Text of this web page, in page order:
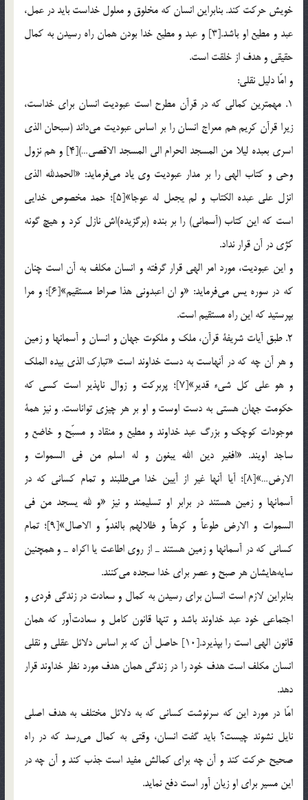
خويش حركت كند. بنابراين انسان كه مخلوق و معلول خداست بايد در عمل،
عبد و مطيع او باشد.[3] و عبد و مطيع خدا بودن همان راه رسيدن به كمال
حقيقي و هدف از خلقت است.
و امّا دليل نقلي:
1. مهمترين كمالي كه در قرآن مطرح است عبوديت انسان براي خداست،
زيرا قرآن كريم هم معراج انسان را بر اساس عبوديت مي‌داند (سبحان الذي
اسري بعبده ليلا من المسجد الحرام الي المسجد الاقصي…)[4] و هم نزول
وحي و كتاب الهي را بر مدار عبوديت وي ياد مي‌فرمايد: «الحمدلله الذي
انزل علي عبده الكتاب و لم يجعل له عوجا»[5]؛ حمد مخصوص خدايي
است كه اين كتاب (آسماني) را بر بنده (برگزيده)‌اش نازل كرد و هيچ گونه
كژي در آن قرار نداد.
و اين عبوديت، مورد امر الهي قرار گرفته و انسان مكلف به آن است چنان
كه در سوره يس مي‌فرمايد: «و ان اعبدوني هذا صراط مستقيم»[6]؛ و مرا
بپرستيد كه اين راه مستقيم است.
2. طبق آيات شريفة قرآن، ملك و ملكوت جهان و انسان و آسمانها و زمين
و هر آن چه كه در آنهاست به دست خداوند است «تبارك الذي بيده الملك
و هو علي كل شيء قدير»[7]؛ پربركت و زوال ناپذير است كسي كه
حكومت جهان هستي به دست اوست و او بر هر چيزي تواناست. و نيز همة
موجودات كوچك و بزرگ عبد خداوند و مطيع و منقاد و مسبّح و خاضع و
ساجد اويند. «افغير دين الله يبغون و له اسلم من في السموات و
الارض…»[8]؛ آيا آنها غير از آيين خدا مي‌طلبند و تمام كساني كه در
آسمانها و زمين هستند در برابر او تسليمند و نيز «و لله يسجد من في
السموات و الارض طوعاً و كرهاً و ظلالهم بالغدوّ و الاصال»[9]؛ تمام
كساني كه در آسمانها و زمين هستند ـ‌ از روي اطاعت يا اكراه ـ و همچنين
سايه‌هايشان هر صبح و عصر براي خدا سجده مي‌كنند.
بنابراين لازم است انسان براي رسيدن به كمال و سعادت در زندگي فردي و
اجتماعي خود عبد خداوند باشد و تنها قانون كامل و سعادت‌آور كه همان
قانون الهي است را بپذيرد.[10] حاصل آن كه بر اساس دلائل عقلي و نقلي
انسان مكلف است هدف خود را در زندگي همان هدف مورد نظر خداوند قرار
دهد.
امّا در مورد اين كه سرنوشت كساني كه به دلائل مختلف به هدف اصلي
نايل نشوند چيست؟ بايد گفت انسان، وقتي به كمال مي‌رسد كه در راه
صحيح حركت كند و آن چه براي كمالش مفيد است جذب كند و آن چه در
اين مسير براي او زيان آور است دفع نمايد.